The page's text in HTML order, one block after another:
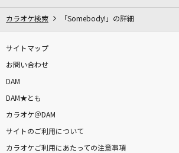
カラオケ検索 「Somebody!」の詳細
サイトマップ
お問い合わせ
DAM
DAM★とも
カラオケ＠DAM
サイトのご利用について
カラオケご利用にあたっての注意事項